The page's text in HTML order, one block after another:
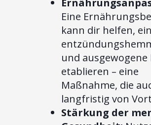
Eine
kann dir helfen,
und ausgewogene
etablieren – eine
Maßnahme, die
langfristig von
Stärkung der